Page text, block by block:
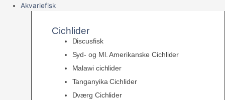
Akvariefisk
Cichlider
Discusfisk
Syd- og Ml. Amerikanske Cichlider
Malawi cichlider
Tanganyika Cichlider
Dværg Cichlider